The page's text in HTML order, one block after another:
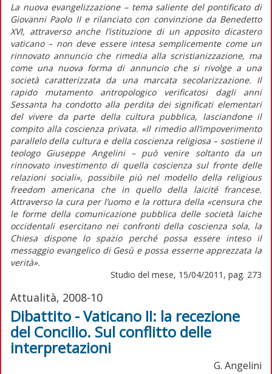
La nuova evangelizzazione – tema saliente del pontificato di
Giovanni Paolo II e rilanciato con convinzione da Benedetto
XVI, attraverso anche l’istituzione di un apposito dicastero
vaticano – non deve essere intesa semplicemente come un
rinnovato annuncio che rimedia alla scristianizzazione, ma
come una nuova forma di annuncio che si rivolge a una
società caratterizzata da una marcata secolarizzazione. Il
rapido mutamento antropologico verificatosi dagli anni
Sessanta ha condotto alla perdita dei significati elementari
del vivere da parte della cultura pubblica, lasciandone il
compito alla coscienza privata. «Il rimedio all’impoverimento
parallelo della cultura e della coscienza religiosa – sostiene il
teologo Giuseppe Angelini – può venire soltanto da un
rinnovato investimento di quella coscienza sul fronte delle
relazioni sociali», possibile più nel modello della religious
freedom americana che in quello della laicité francese.
Attraverso la cura per l’uomo e la rottura della «censura che
le forme della comunicazione pubblica delle società laiche
occidentali esercitano nei confronti della coscienza sola, la
Chiesa dispone lo spazio perché possa essere inteso il
messaggio evangelico di Gesù e possa esserne apprezzata la
verità».
Studio del mese, 15/04/2011, pag. 273
Attualità, 2008-10
Dibattito - Vaticano II: la recezione
del Concilio. Sul conflitto delle
interpretazioni
G. Angelini